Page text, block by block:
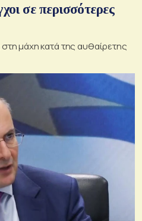
σε περισσότερες
μάχη κατά της αυθαίρετης